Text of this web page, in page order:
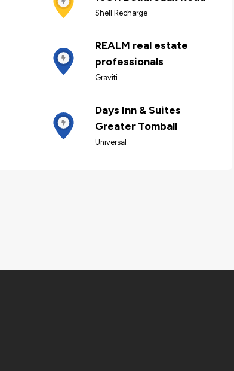
Shell Recharge
REALM real estate
professionals
Graviti
Days Inn & Suites
Greater Tomball
Universal